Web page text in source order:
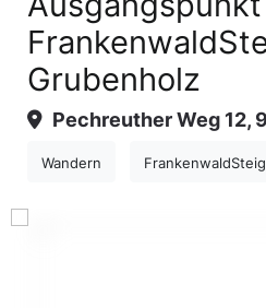
Grubenholz
Pechreuther Weg 12,
Wandern